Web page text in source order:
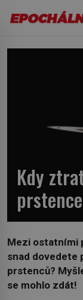
Kdy
Mezi ostatními
snad dovedete
prstenců?
se mohlo zdát!